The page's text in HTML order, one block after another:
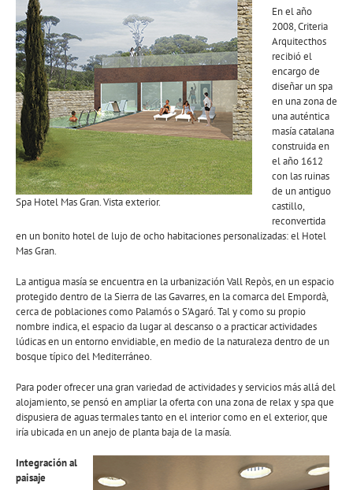
Spa Hotel Mas Gran. Vista exterior.
En el año
2008, Criteria
Arquitecthos
recibió el
encargo de
diseñar un spa
en una zona de
una auténtica
masía catalana
construida en
el año 1612
con las ruinas
de un antiguo
castillo,
reconvertida
en un bonito hotel de lujo de ocho habitaciones personalizadas: el Hotel
Mas Gran.
La antigua masía se encuentra en la urbanización Vall Repòs, en un espacio
protegido dentro de la Sierra de las Gavarres, en la comarca del Empordà,
cerca de poblaciones como Palamós o S’Agaró. Tal y como su propio
nombre indica, el espacio da lugar al descanso o a practicar actividades
lúdicas en un entorno envidiable, en medio de la naturaleza dentro de un
bosque típico del Mediterráneo.
Para poder ofrecer una gran variedad de actividades y servicios más allá del
alojamiento, se pensó en ampliar la oferta con una zona de relax y spa que
dispusiera de aguas termales tanto en el interior como en el exterior, que
iría ubicada en un anejo de planta baja de la masía.
Integración al
paisaje